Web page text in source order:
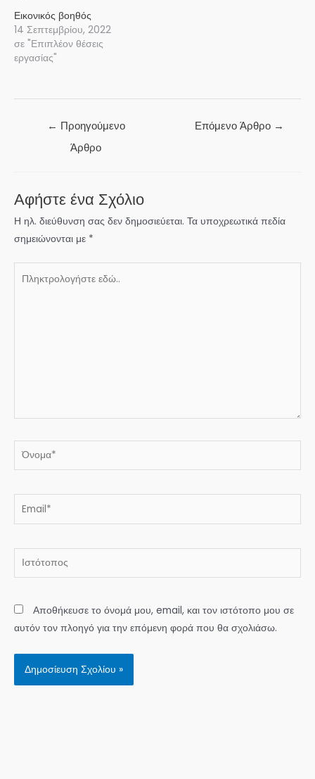
Εικονικός βοηθός
14 Σεπτεμβρίου, 2022
σε "Επιπλέον θέσεις
εργασίας"
← Προηγούμενο
Άρθρο
Επόμενο Άρθρο →
Αφήστε ένα Σχόλιο
Η ηλ. διεύθυνση σας δεν δημοσιεύεται. Τα υποχρεωτικά πεδία
σημειώνονται με *
Όνομα*
Email*
Ιστότοπος
Αποθήκευσε το όνομά μου, email, και τον ιστότοπο μου σε
αυτόν τον πλοηγό για την επόμενη φορά που θα σχολιάσω.